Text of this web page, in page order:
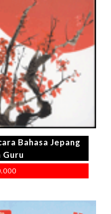
Bahasa Jepang
Guru